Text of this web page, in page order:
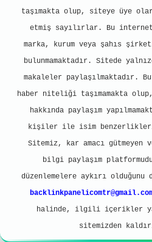
taşımakta olup, siteye üye
etmiş sayılırlar. Bu
marka, kurum veya şahıs
bulunmamaktadır. Sitede
makaleler paylaşılmaktadır.
haber niteliği taşımamakta
hakkında paylaşım
kişiler ile isim benzerlikleri
Sitemiz, kar amacı gütmeyen
bilgi paylaşım
düzenlemelere aykırı
halinde, ilgili içerikler
sitemizden